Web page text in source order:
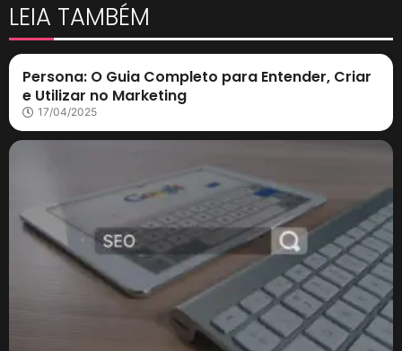
LEIA TAMBÉM
Marketing Digital
Persona: O Guia Completo para Entender, Criar
e Utilizar no Marketing
17/04/2025